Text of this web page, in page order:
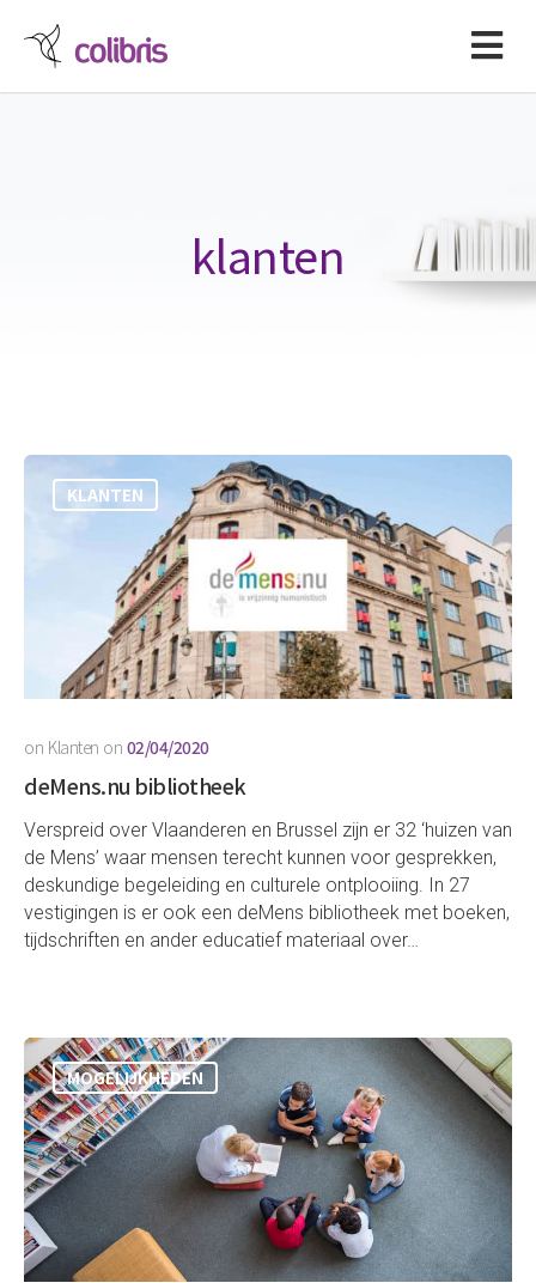
klanten
KLANTEN
on Klanten on 02/04/2020
deMens.nu bibliotheek
Verspreid over Vlaanderen en Brussel zijn er 32 ‘huizen van
de Mens’ waar mensen terecht kunnen voor gesprekken,
deskundige begeleiding en culturele ontplooiing. In 27
vestigingen is er ook een deMens bibliotheek met boeken,
tijdschriften en ander educatief materiaal over…
MOGELIJKHEDEN